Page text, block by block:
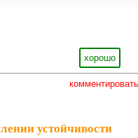
хорошо
комментировать
устойчивости